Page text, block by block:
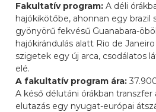
Fakultatív program:A déli
hajókikötőbe, ahonnan egy brazil
gyönyörű fekvésű Guanabara-
hajókirándulás alatt Rio de
szigetek egy új arca, csodálatos
elé.
A fakultatív program ára:
A késő délutáni órákban
elutazás egy nyugat-európai